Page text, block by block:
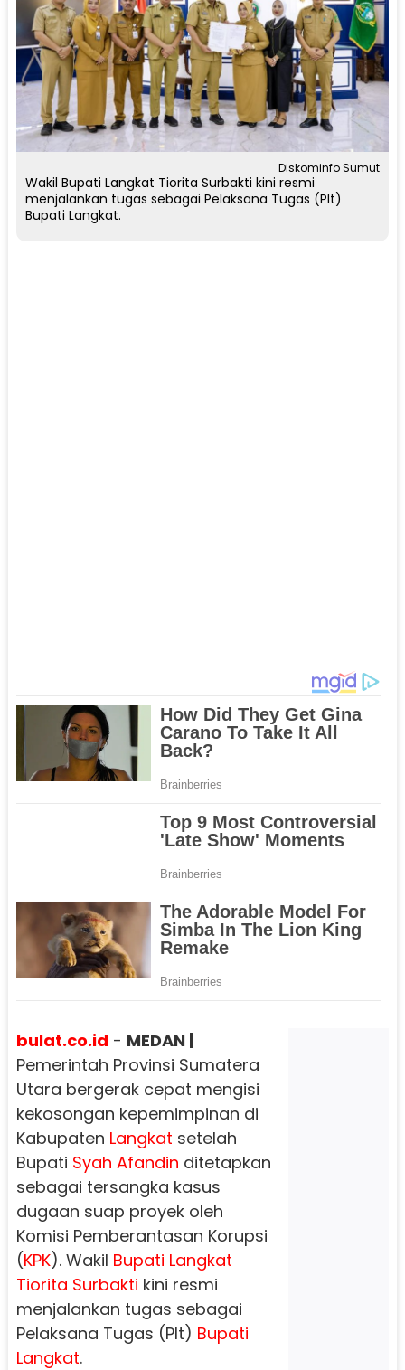
Diskominfo Sumut
Wakil Bupati Langkat Tiorita Surbakti kini resmi
menjalankan tugas sebagai Pelaksana Tugas (Plt)
Bupati Langkat.
bulat.co.id - MEDAN |
Pemerintah Provinsi Sumatera
Utara bergerak cepat mengisi
kekosongan kepemimpinan di
Kabupaten Langkat setelah
Bupati Syah Afandin ditetapkan
sebagai tersangka kasus
dugaan suap proyek oleh
Komisi Pemberantasan Korupsi
(KPK). Wakil Bupati Langkat
Tiorita Surbakti kini resmi
menjalankan tugas sebagai
Pelaksana Tugas (Plt) Bupati
Langkat.